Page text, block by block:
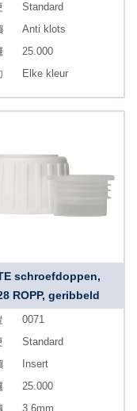
Standard
Anti klots
25.000
Elke kleur
schroefdoppen,
ROPP, geribbeld
0071
Standard
Insert
25.000
3.6mm